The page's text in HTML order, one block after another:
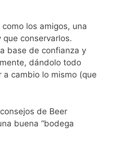
los amigos, una
conservarlos.
base de confianza y
dándolo todo
cambio lo mismo (que
de Beer
buena “bodega